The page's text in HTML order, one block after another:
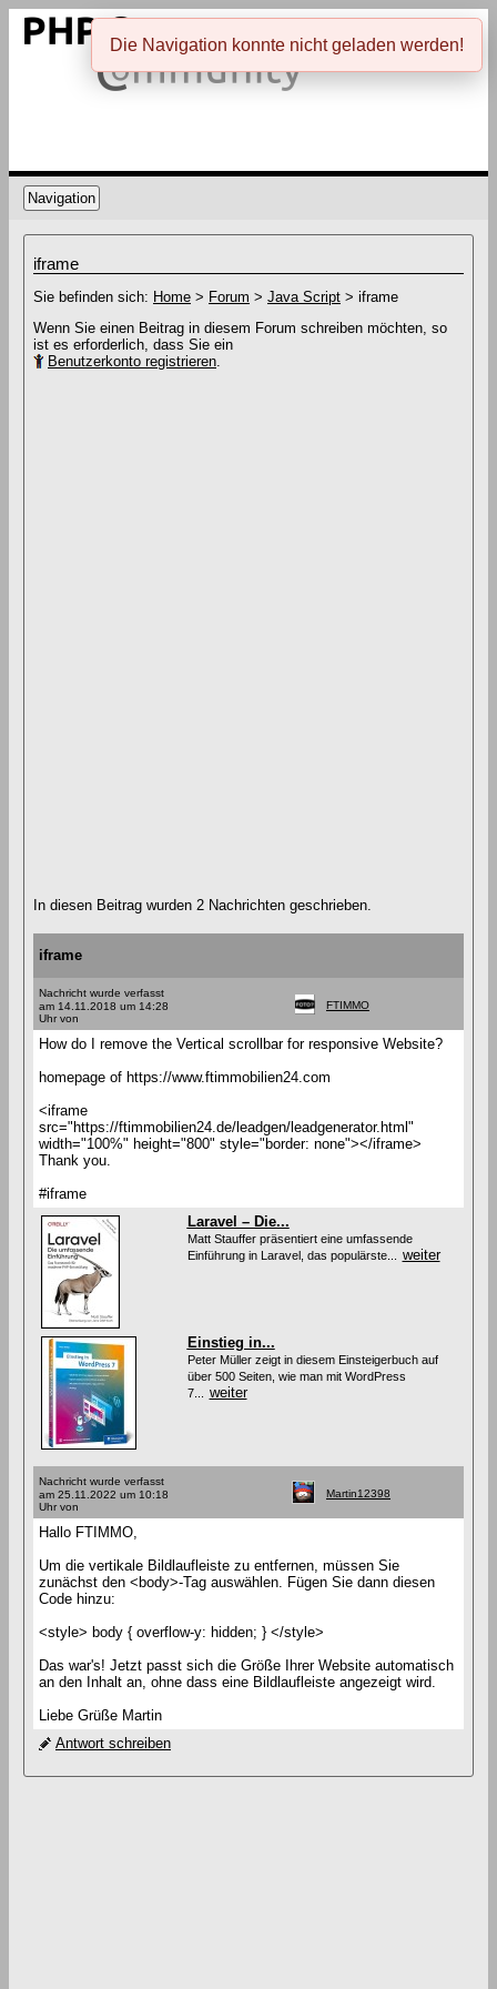
Navigation
iframe
Sie befinden sich: Home > Forum > Java Script > iframe
Wenn Sie einen Beitrag in diesem Forum schreiben möchten, so
ist es erforderlich, dass Sie ein
Benutzerkonto registrieren.
In diesen Beitrag wurden 2 Nachrichten geschrieben.
iframe
Nachricht wurde verfasst
am 14.11.2018 um 14:28
Uhr von
FTIMMO
How do I remove the Vertical scrollbar for responsive Website?
homepage of https://www.ftimmobilien24.com
<iframe
src="https://ftimmobilien24.de/leadgen/leadgenerator.html"
width="100%" height="800" style="border: none"></iframe>
Thank you.
#iframe
Laravel – Die...
Matt Stauffer präsentiert eine umfassende
Einführung in Laravel, das populärste... weiter
Einstieg in...
Peter Müller zeigt in diesem Einsteigerbuch auf
über 500 Seiten, wie man mit WordPress
7... weiter
Nachricht wurde verfasst
am 25.11.2022 um 10:18
Uhr von
Martin12398
Hallo FTIMMO,
Um die vertikale Bildlaufleiste zu entfernen, müssen Sie
zunächst den <body>-Tag auswählen. Fügen Sie dann diesen
Code hinzu:
<style> body { overflow-y: hidden; } </style>
Das war's! Jetzt passt sich die Größe Ihrer Website automatisch
an den Inhalt an, ohne dass eine Bildlaufleiste angezeigt wird.
Liebe Grüße Martin
Antwort schreiben
Die Navigation konnte nicht geladen werden!